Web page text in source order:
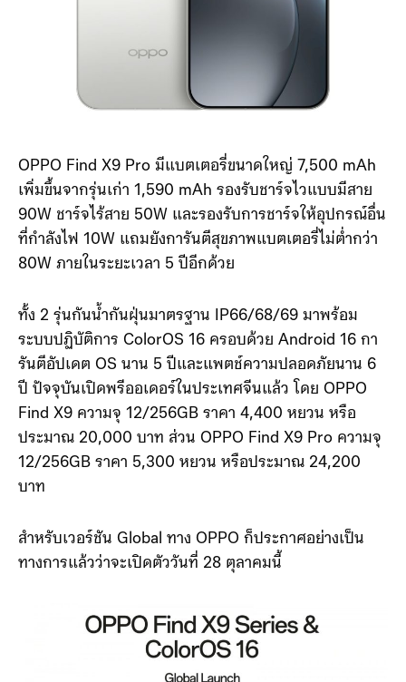
OPPO Find X9 Pro มีแบตเตอรี่ขนาดใหญ่ 7,500 mAh
เพิ่มขึ้นจากรุ่นเก่า 1,590 mAh รองรับชาร์จไวแบบมีสาย
90W ชาร์จไร้สาย 50W และรองรับการชาร์จให้อุปกรณ์อื่น
ที่กำลังไฟ 10W แถมยังการันตีสุขภาพแบตเตอรี่ไม่ต่ำกว่า
80W ภายในระยะเวลา 5 ปีอีกด้วย
ทั้ง 2 รุ่นกันน้ำกันฝุ่นมาตรฐาน IP66/68/69 มาพร้อม
ระบบปฏิบัติการ ColorOS 16 ครอบด้วย Android 16 กา
รันตีอัปเดต OS นาน 5 ปีและแพตช์ความปลอดภัยนาน 6
ปี ปัจจุบันเปิดพรีออเดอร์ในประเทศจีนแล้ว โดย OPPO
Find X9 ความจุ 12/256GB ราคา 4,400 หยวน หรือ
ประมาณ 20,000 บาท ส่วน OPPO Find X9 Pro ความจุ
12/256GB ราคา 5,300 หยวน หรือประมาณ 24,200
บาท
สำหรับเวอร์ชัน Global ทาง OPPO ก็ประกาศอย่างเป็น
ทางการแล้วว่าจะเปิดตัววันที่ 28 ตุลาคมนี้